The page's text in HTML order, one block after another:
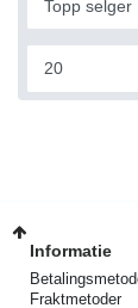
Informatie
Fraktmetoder